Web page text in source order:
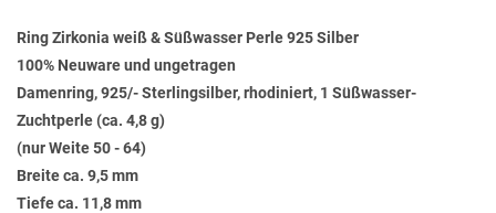
Ring Zirkonia weiß & Süßwasser Perle 925 Silber
100% Neuware und ungetragen
Damenring, 925/- Sterlingsilber, rhodiniert, 1 Süßwasser-
Zuchtperle (ca. 4,8 g)
(nur Weite 50 - 64)
Breite ca. 9,5 mm
Tiefe ca. 11,8 mm